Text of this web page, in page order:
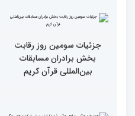
گزارش تصویری بازدید
متسابقین چهلمین دوره